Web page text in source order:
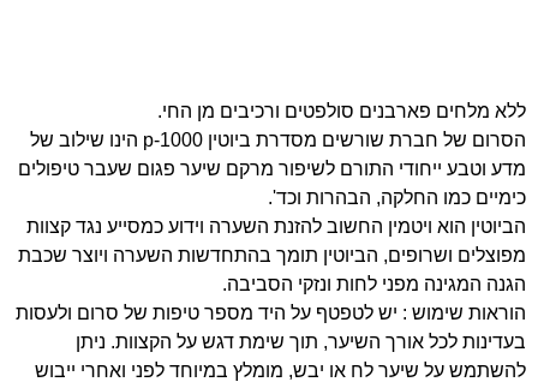
ללא מלחים פארבנים סולפטים ורכיבים מן החי.
הסרום של חברת שורשים מסדרת ביוטין p-1000 הינו שילוב של
מדע וטבע ייחודי התורם לשיפור מרקם שיער פגום שעבר טיפולים
כימיים כמו החלקה, הבהרות וכד'.
הביוטין הוא ויטמין החשוב להזנת השערה וידוע כמסייע נגד קצוות
מפוצלים ושרופים, הביוטין תומך בהתחדשות השערה ויוצר שכבת
הגנה המגינה מפני לחות ונזקי הסביבה.
הוראות שימוש : יש לטפטף על היד מספר טיפות של סרום ולעסות
בעדינות לכל אורך השיער, תוך שימת דגש על הקצוות. ניתן
להשתמש על שיער לח או יבש, מומלץ במיוחד לפני ואחרי ייבוש